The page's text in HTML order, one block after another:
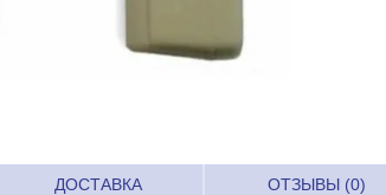
ДОСТАВКА ОТЗЫВЫ (0)